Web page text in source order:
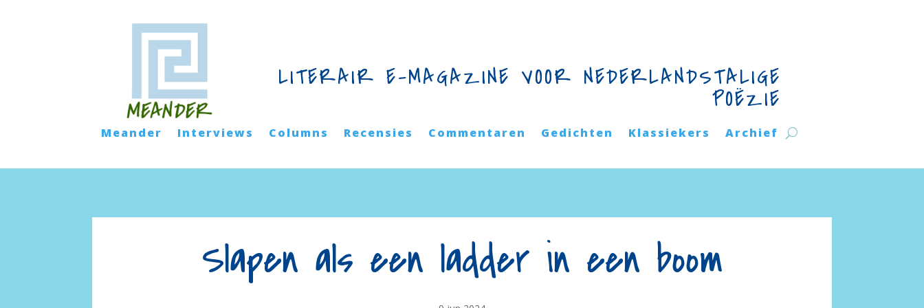
LITERAIR E-MAGAZINE VOOR NEDERLANDSTALIGE
POËZIE
Meander Interviews Columns Recensies Commentaren Gedichten Klassiekers Archief
Slapen als een ladder in een boom